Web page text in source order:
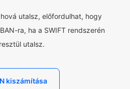
utalsz, előfordulhat, hogy
ra, ha a SWIFT rendszerén
utalsz.
kiszámítása